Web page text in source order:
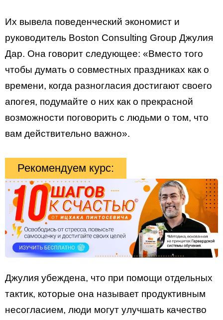
Их вывела поведенческий экономист и
руководитель Boston Consulting Group Джулия
Дар. Она говорит следующее: «Вместо того
чтобы думать о совместных праздниках как о
времени, когда разногласия достигают своего
апогея, подумайте о них как о прекрасной
возможности поговорить с людьми о том, что
вам действительно важно».
Рекомендуем курс:
Джулия убеждена, что при помощи отдельных
тактик, которые она называет продуктивным
несогласием, люди могут улучшать качество